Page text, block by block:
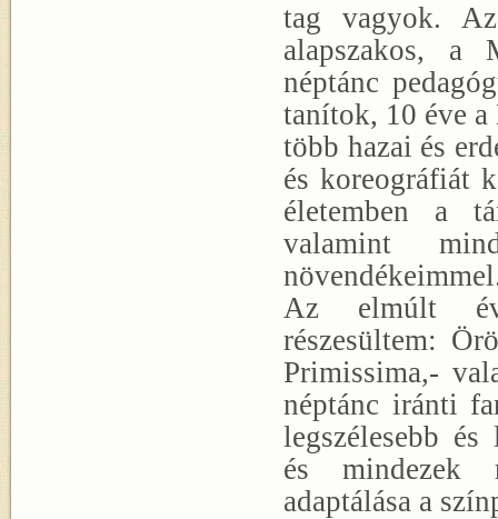
tag vagyok.
alapszakos, a
néptánc
tanítok, 10 éve
több hazai és
és koreográfiát
életemben a
valamint
Az elmúlt
részesültem:
Primissima,-
néptánc iránti
legszélesebb és
és mindezek
adaptálása a